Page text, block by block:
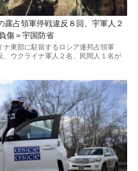
露占領軍停戦違反８回、宇軍人２
傷＝宇国防省
ナ東部に駐留するロシア連邦占領軍
、ウクライナ軍人２名、民間人１名が